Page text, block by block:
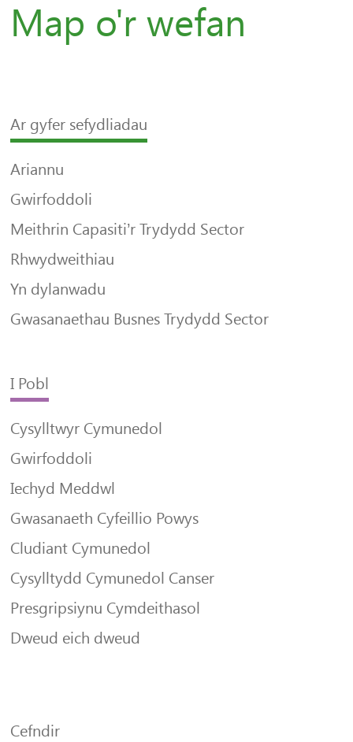
Map o'r wefan
Ar gyfer sefydliadau
Ariannu
Gwirfoddoli
Meithrin Capasiti’r Trydydd Sector
Rhwydweithiau
Yn dylanwadu
Gwasanaethau Busnes Trydydd Sector
I Pobl
Cysylltwyr Cymunedol
Gwirfoddoli
Iechyd Meddwl
Gwasanaeth Cyfeillio Powys
Cludiant Cymunedol
Cysylltydd Cymunedol Canser
Presgripsiynu Cymdeithasol
Dweud eich dweud
Cefndir